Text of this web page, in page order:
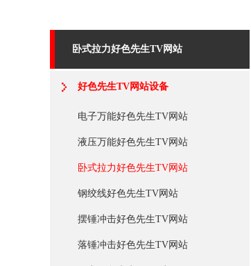
卧式拉力好色先生TV网站
好色先生TV网站设备
电子万能好色先生TV网站
液压万能好色先生TV网站
卧式拉力好色先生TV网站
钢绞线好色先生TV网站
摆锤冲击好色先生TV网站
落锤冲击好色先生TV网站